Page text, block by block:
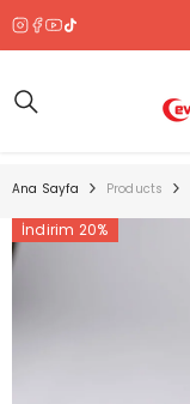
Ana Sayfa Products
İndirim 20%